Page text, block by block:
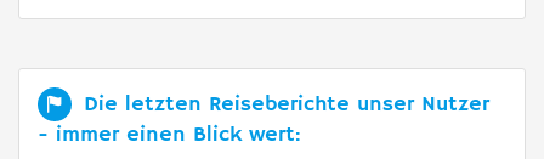
Die letzten Reiseberichte unser Nutzer
- immer einen Blick wert: